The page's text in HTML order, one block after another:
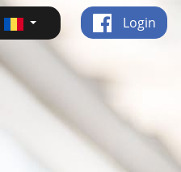
Login